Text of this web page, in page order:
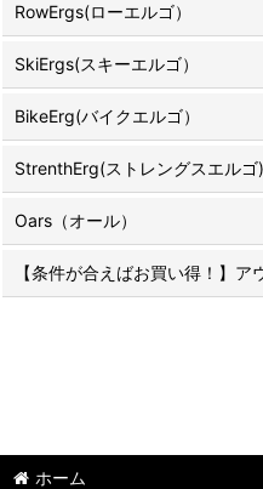
RowErgs(ローエルゴ）
SkiErgs(スキーエルゴ）
BikeErg(バイクエルゴ）
StrenthErg(ストレングスエルゴ)
Oars（オール）
【条件が合えばお買い得！】ア
ホーム